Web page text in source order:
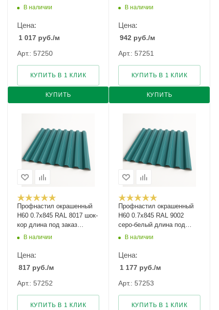
арт.1085255
В наличии
Цена:
1 017 руб./м
Арт.: 57250
КУПИТЬ
КУПИТЬ В 1 КЛИК
под заказ арт.1274391
В наличии
Цена:
942 руб./м
Арт.: 57251
КУПИТЬ
КУПИТЬ В 1 КЛИК
Профнастил окрашенный
Н60 0.7х845 RAL 8017 шок-
кор длина под заказ
арт.1051735
В наличии
Цена:
817 руб./м
Арт.: 57252
КУПИТЬ В 1 КЛИК
Профнастил окрашенный
Н60 0.7х845 RAL 9002
серо-белый длина под
заказ арт.1088982
В наличии
Цена:
1 177 руб./м
Арт.: 57253
КУПИТЬ В 1 КЛИК